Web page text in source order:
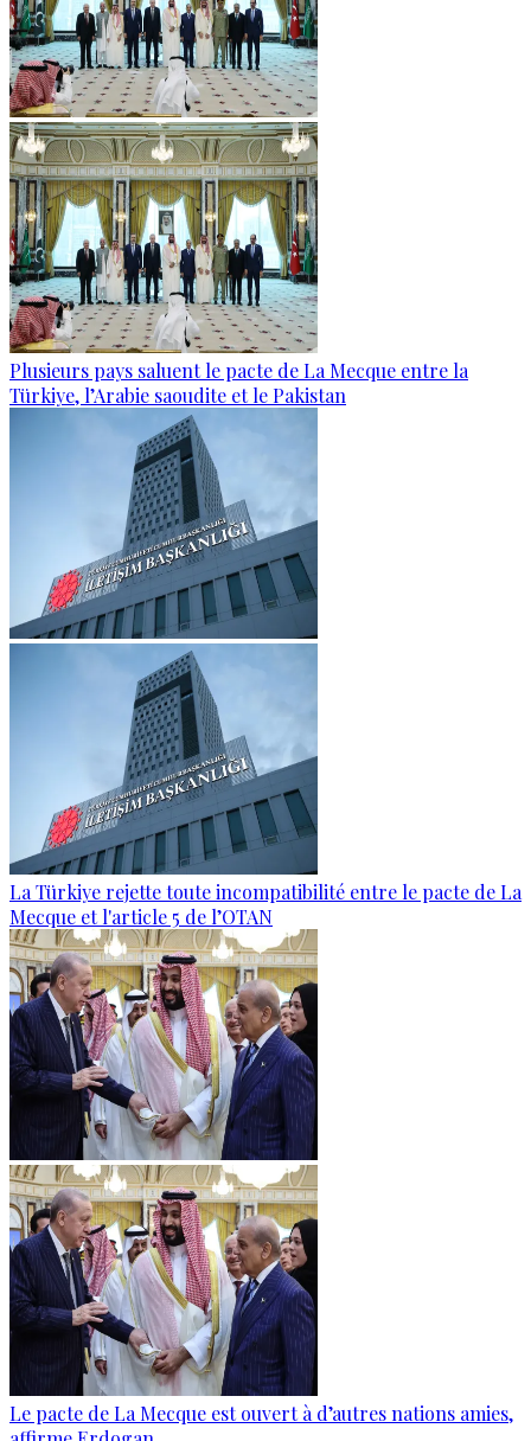
Plusieurs pays saluent le pacte de La Mecque entre la
Türkiye, l’Arabie saoudite et le Pakistan
La Türkiye rejette toute incompatibilité entre le pacte de La
Mecque et l'article 5 de l’OTAN
Le pacte de La Mecque est ouvert à d’autres nations amies,